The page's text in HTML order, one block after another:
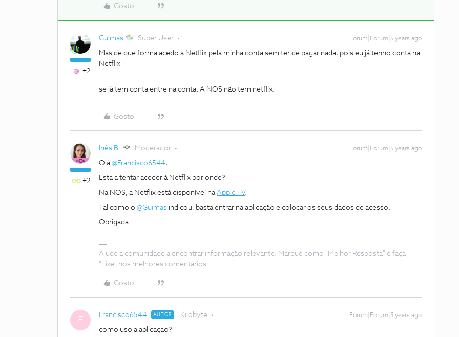
Gosto
+2
Guimas Super User Forum|Forum|5 years ago
Mas de que forma acedo a Netflix pela minha conta sem ter de pagar nada, pois eu já tenho conta na
Netflix
se já tem conta entre na conta. A NOS não tem netflix.
Gosto
+2
Inês B. Moderador Forum|Forum|5 years ago
Olá@Francisco6544,
Esta a tentar aceder à Netflix por onde?
Na NOS, a Netflix está disponível naApple TV.
Tal como o @Guimas indicou, basta entrar na aplicação e colocar os seus dados de acesso.
Obrigada
Ajude a comunidade a encontrar informação relevante. Marque como "Melhor Resposta" e faça
"Like" nos melhores comentários.
Gosto
F Francisco6544 AUTOR Kilobyte Forum|Forum|5 years ago
como uso a aplicaçao?